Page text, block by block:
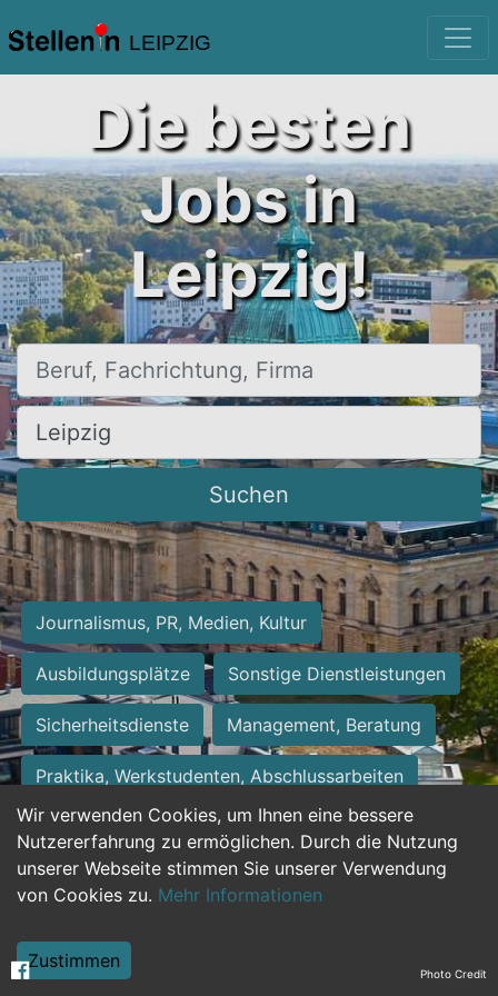
LEIPZIG
Wir verwenden Cookies, um Ihnen eine bessere
Nutzererfahrung zu ermöglichen. Durch die Nutzung
unserer Webseite stimmen Sie unserer Verwendung
von Cookies zu. Mehr Informationen
Zustimmen
Die besten
Jobs in
Leipzig!
Beruf, Fachrichtung, Firma
Ort, Stadt
Suchen
Journalismus, PR, Medien, Kultur
Ausbildungsplätze Sonstige Dienstleistungen
Sicherheitsdienste Management, Beratung
Praktika, Werkstudenten, Abschlussarbeiten
Personalwesen Assistenz, Sekretariat
Hilfskräfte, Aushilfs- und Nebenjobs
Weiterbildung, Studium, duale Ausbildung Photo Credit